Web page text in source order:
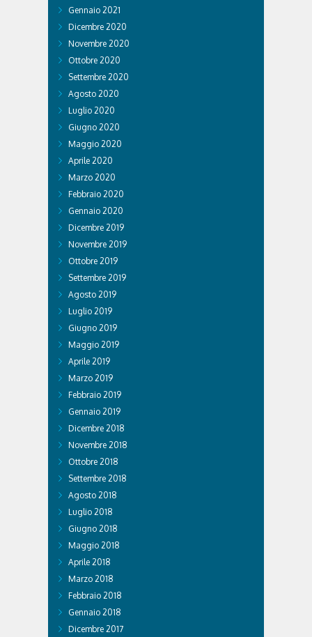
Gennaio 2021
Dicembre 2020
Novembre 2020
Ottobre 2020
Settembre 2020
Agosto 2020
Luglio 2020
Giugno 2020
Maggio 2020
Aprile 2020
Marzo 2020
Febbraio 2020
Gennaio 2020
Dicembre 2019
Novembre 2019
Ottobre 2019
Settembre 2019
Agosto 2019
Luglio 2019
Giugno 2019
Maggio 2019
Aprile 2019
Marzo 2019
Febbraio 2019
Gennaio 2019
Dicembre 2018
Novembre 2018
Ottobre 2018
Settembre 2018
Agosto 2018
Luglio 2018
Giugno 2018
Maggio 2018
Aprile 2018
Marzo 2018
Febbraio 2018
Gennaio 2018
Dicembre 2017